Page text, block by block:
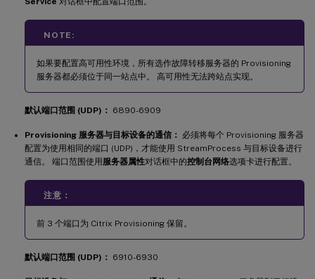
NOTE:
如果要配置高可用性环境，所有选作故障转移服务器的 Provisioning
服务器都必须位于同一站点中。 高可用性无法跨站点实现。
默认端口范围 (UDP)： 6890-6909
Provisioning 服务器与目标设备的通信：
必须将每个 Provisioning 服务器
配置为使用相同的端口 (UDP)，才能使用 StreamProcess 与目标设备进行
通信。 端口范围使用服务器属性对话框中的控制台网络选项卡进行配置。
注意：
前 3 个端口为 Citrix Provisioning 保留。
默认端口范围 (UDP)： 6910-6930